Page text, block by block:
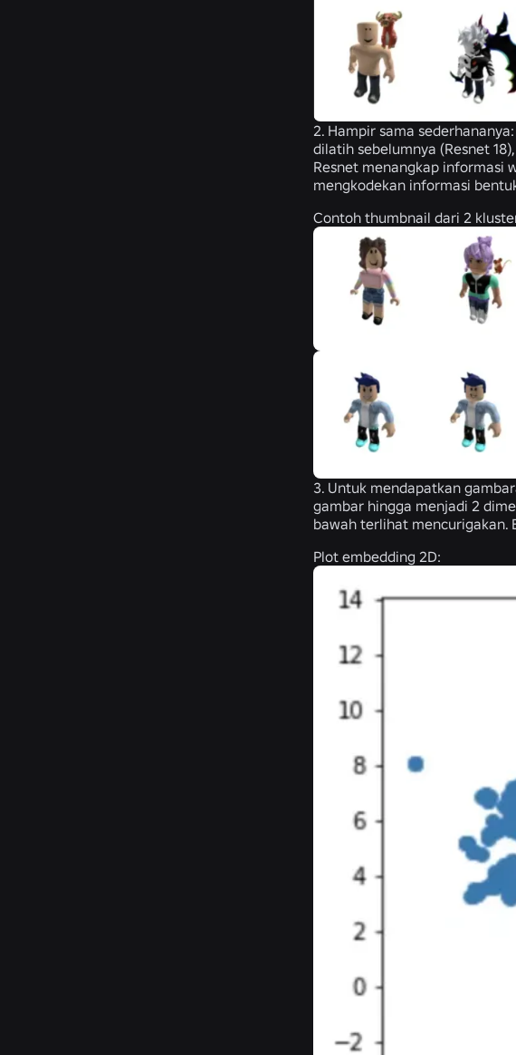
2. Hampir sama
dilatih sebelumnya (Resnet
Resnet menangkap informasi
mengkodekan informasi
Contoh thumbnail dari 2
3. Untuk mendapatkan
gambar hingga menjadi 2
bawah terlihat mencurigakan.
Plot embedding 2D: